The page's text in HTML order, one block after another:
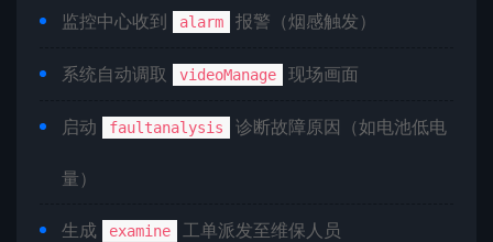
监控中心收到
alarm 报警（烟感触发）
系统自动调取 videoManage 现场画面
启动 faultanalysis 诊断故障原因（如电池低电
量）
生成 examine 工单派发至维保人员